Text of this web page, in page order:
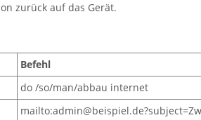
zurück auf das Gerät.
Befehl
do /so/man/abbau internet